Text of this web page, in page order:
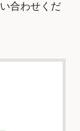
合わせくだ